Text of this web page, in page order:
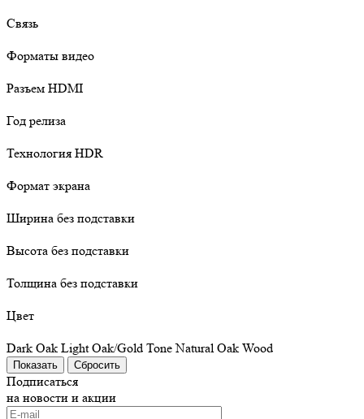
Связь
Форматы видео
Разъем HDMI
Год релиза
Технология HDR
Формат экрана
Ширина без подставки
Высота без подставки
Толщина без подставки
Цвет
Dark Oak Light Oak/Gold Tone Natural Oak Wood
Сбросить
Подписаться
на новости и акции